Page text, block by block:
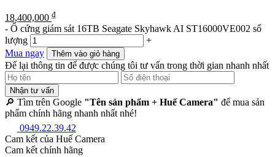
18,400,000 ₫
- Ổ cứng giám sát 16TB Seagate Skyhawk AI ST16000VE002 số
lượng
+
Mua ngay
Thêm vào giỏ hàng
Để lại thông tin để được chúng tôi tư vấn trong thời gian nhanh nhất
Nhận tư vấn
🔎 Tìm trên Google "Tên sản phẩm + Huế Camera" để mua sản
phẩm chính hãng nhanh nhất nhé!
0949.22.39.42
Cam kết của Huế Camera
Cam kết chính hãng